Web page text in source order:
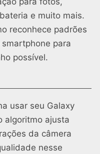
e muito mais.
reconhece padrões
para
possível.
usar seu Galaxy
algoritmo ajusta
da câmera
nesse